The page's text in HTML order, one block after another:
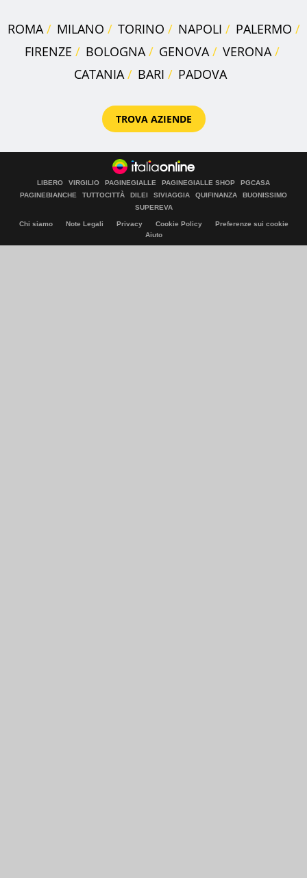
ROMA MILANO TORINO NAPOLI
PALERMO
FIRENZE
BOLOGNA GENOVA
VERONA
CATANIA
BARI PADOVA
TROVA AZIENDE
LIBERO VIRGILIO PAGINEGIALLE PAGINEGIALLE SHOP
PGCASA
PAGINEBIANCHE
TUTTOCITTÀ DILEI SIVIAGGIA QUIFINANZA
BUONISSIMO
SUPEREVA
Chi siamo Note Legali Privacy Cookie Policy
Preferenze sui cookie
Aiuto